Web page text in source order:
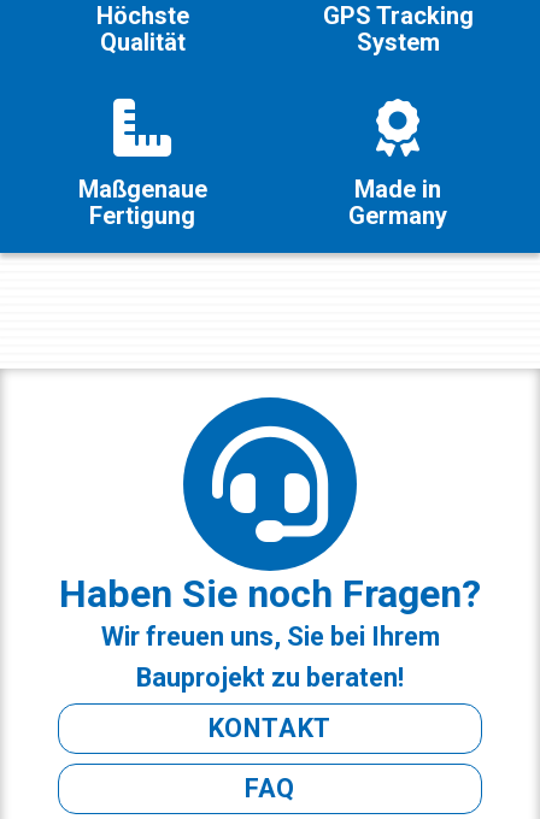
Höchste
Qualität
GPS Tracking
System
Maßgenaue
Fertigung
Made in
Germany
Haben Sie noch Fragen?
Wir freuen uns, Sie bei Ihrem
Bauprojekt zu beraten!
KONTAKT
FAQ